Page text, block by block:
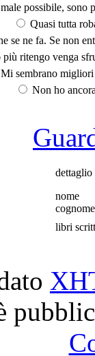
possibile, sono
Quasi tutta
se ne fa. Se non
più ritengo venga
Mi sembrano
Non ho
dettaglio
nome
cognome
libri